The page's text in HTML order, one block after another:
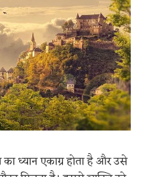
ध्यान एकाग्र होता है और उसे